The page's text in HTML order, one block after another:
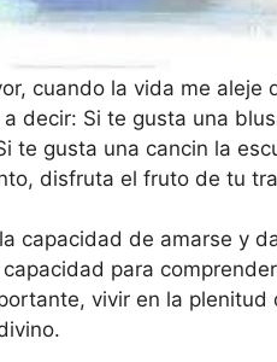
cuando la vida me aleje
decir: Si te gusta una
te gusta una cancin la
disfruta el fruto de tu
capacidad de amarse y
para
vivir en la plenitud